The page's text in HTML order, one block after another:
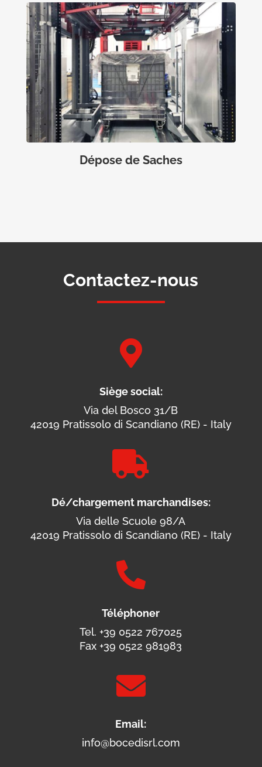
Dépose de Saches
Contactez-nous

Siège social:
Via del Bosco 31/B
42019 Pratissolo di Scandiano (RE) - Italy

Dé/chargement marchandises:
Via delle Scuole 98/A
42019 Pratissolo di Scandiano (RE) - Italy

Téléphoner
Tel. +39 0522 767025
Fax +39 0522 981983

Email:
info@bocedisrl.com